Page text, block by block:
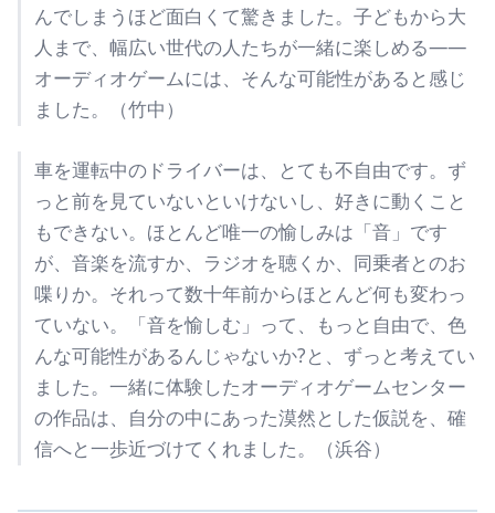
んでしまうほど面白くて驚きました。子どもから大
人まで、幅広い世代の人たちが一緒に楽しめる——
オーディオゲームには、そんな可能性があると感じ
ました。（竹中）
車を運転中のドライバーは、とても不自由です。ず
っと前を見ていないといけないし、好きに動くこと
もできない。ほとんど唯一の愉しみは「音」です
が、音楽を流すか、ラジオを聴くか、同乗者とのお
喋りか。それって数十年前からほとんど何も変わっ
ていない。「音を愉しむ」って、もっと自由で、色
んな可能性があるんじゃないか?と、ずっと考えてい
ました。一緒に体験したオーディオゲームセンター
の作品は、自分の中にあった漠然とした仮説を、確
信へと一歩近づけてくれました。（浜谷）